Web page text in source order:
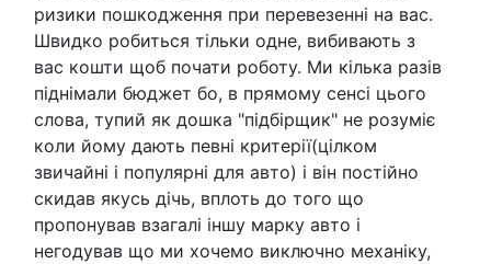
ризики пошкодження при перевезенні на вас.
Швидко робиться тільки одне, вибивають з
вас кошти щоб почати роботу. Ми кілька разів
піднімали бюджет бо, в прямому сенсі цього
слова, тупий як дошка "підбірщик" не розуміє
коли йому дають певні критерії(цілком
звичайні і популярні для авто) і він постійно
скидав якусь дічь, вплоть до того що
пропонував взагалі іншу марку авто і
негодував що ми хочемо виключно механіку,